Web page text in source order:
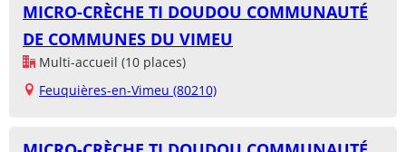
MICRO-CRÈCHE TI DOUDOU COMMUNAUTÉ
DE COMMUNES DU VIMEU
Multi-accueil (10 places)
Feuquières-en-Vimeu (80210)